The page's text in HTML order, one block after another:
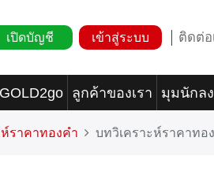
เปิดบัญชี เข้าสู่ระบบ ติดต่อ
ลูกค้าของเรา มุมนักล
ราคาทองคำ บทวิเคราะห์ราคาทอ